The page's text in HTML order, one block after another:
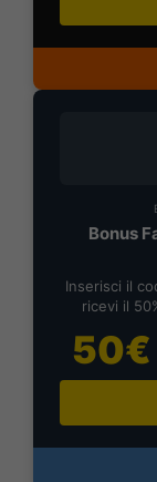
Bonus
Inserisci il
ricevi il
50€